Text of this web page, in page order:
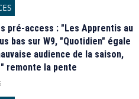
pré-access : "Les Apprentis au
bas sur W9, "Quotidien" égale
audience de la saison,
remonte la pente